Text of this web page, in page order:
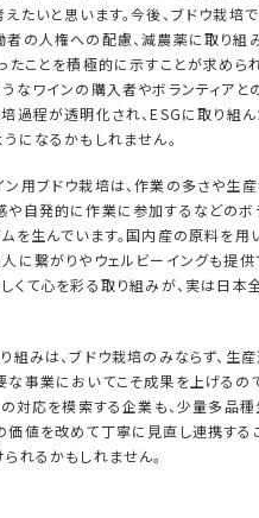
たいと思います。今後、ブドウ栽培
者の人権への配慮、減農薬に取り組
たことを積極的に示すことが求められ
なワインの購入者やボランティアと
過程が透明化され、ESGに取り組
になるかもしれません。
用ブドウ栽培は、作業の多さや生産
や自発的に作業に参加するなどのボ
を生んでいます。国内産の原料を用
に繋がりやウェルビーイングも提供
くて心を彩る取り組みが、実は日本
組みは、ブドウ栽培のみならず、生
事業においてこそ成果を上げるの
の対応を模索する企業も、少量多品
価値を改めて丁寧に見直し連携する
れるかもしれません。